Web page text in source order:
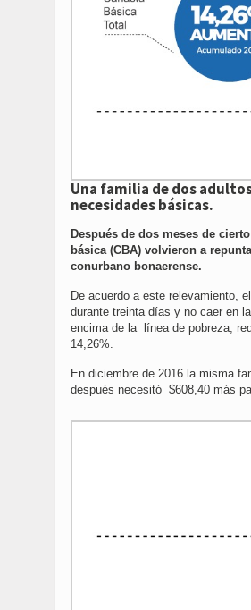
Una familia de dos
necesidades básicas.​
Después de dos meses de
básica (CBA) volvieron a
conurbano bonaerense.
De acuerdo a este relevamiento,
durante treinta días y no caer en
encima de la línea de pobreza,
14,26%.
En diciembre de 2016 la misma
después necesitó $608,40 más